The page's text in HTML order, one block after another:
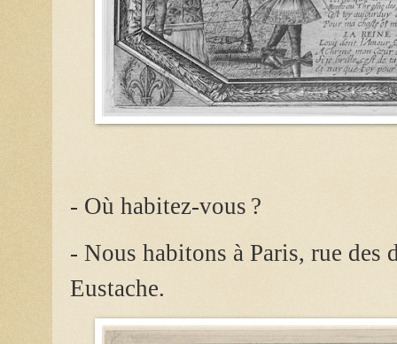
- Où habitez-vous ?
- Nous habitons à Paris, rue des
Eustache.